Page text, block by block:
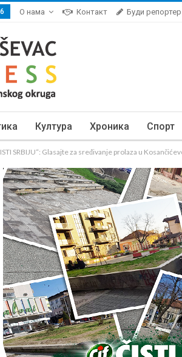
О нама Контакт Буди репортер
Култура Хроника Спорт
SRBIJU“: Glasajte za sređivanje prolaza u